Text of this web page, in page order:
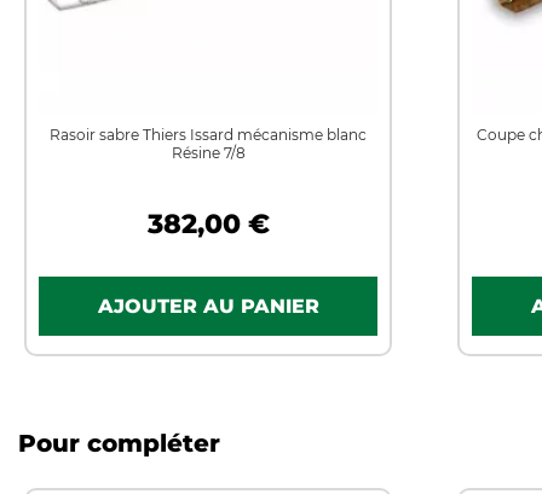
Rasoir sabre Thiers Issard mécanisme blanc
Résine 7/8
382,00 €
Coupe
Pour compléter